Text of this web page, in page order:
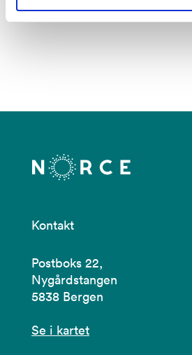
Kontakt
Postboks 22,
Nygårdstangen
5838 Bergen
Se i kartet